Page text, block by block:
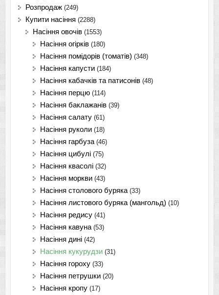
Розпродаж (249)
Купити насіння (2288)
Насіння овочів (1553)
Насіння огірків (180)
Насіння помідорів (томатів) (348)
Насіння капусти (184)
Насіння кабачків та патисонів (48)
Насіння перцю (114)
Насіння баклажанів (39)
Насіння салату (61)
Насіння руколи (18)
Насіння гарбуза (46)
Насіння цибулі (75)
Насіння квасолі (32)
Насіння моркви (43)
Насіння столового буряка (33)
Насіння листового буряка (мангольд) (10)
Насіння редису (41)
Насіння кавуна (53)
Насіння дині (42)
Насіння кукурудзи (31)
Насіння гороху (33)
Насіння петрушки (20)
Насіння кропу (17)